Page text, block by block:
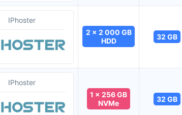
IPhoster
2 x 2 000 GB
HDD
32 GB
IPhoster
1 x 256 GB
NVMe
32 GB